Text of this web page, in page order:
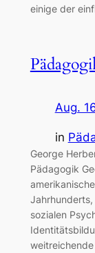
einige der
Aug.
in
George
Pädagogik
sozialen